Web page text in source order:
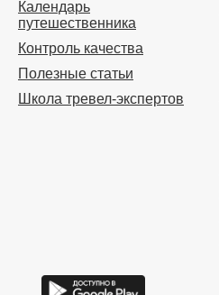
Календарь
путешественника
Контроль качества
Полезные статьи
Школа тревел-экспертов